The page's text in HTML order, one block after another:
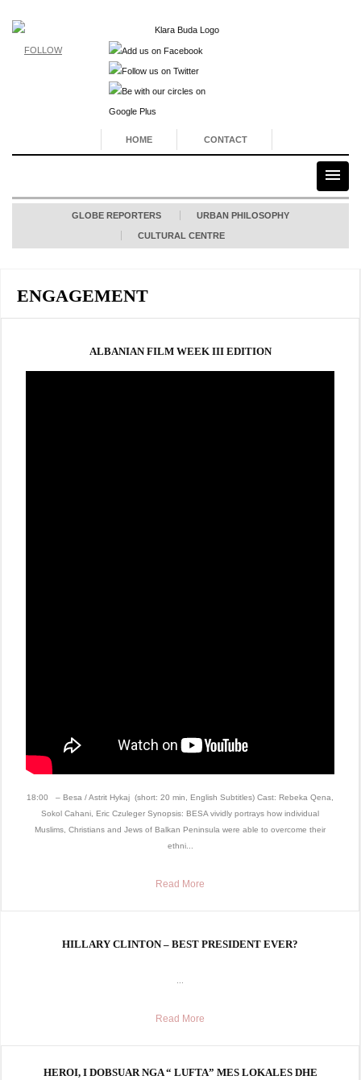
FOLLOW
HOME CONTACT
GLOBE REPORTERS URBAN PHILOSOPHY
CULTURAL CENTRE
ENGAGEMENT
ALBANIAN FILM WEEK III EDITION
18:00 – Besa / Astrit Hykaj (short: 20 min, English Subtitles) Cast: Rebeka Qena,
Sokol Cahani, Eric Czuleger Synopsis: BESA vividly portrays how individual
Muslims, Christians and Jews of Balkan Peninsula were able to overcome their
ethni...
Read More
HILLARY CLINTON – BEST PRESIDENT EVER?
Read More
HEROI, I DOBSUAR NGA “ LUFTA” MES LOKALES DHE